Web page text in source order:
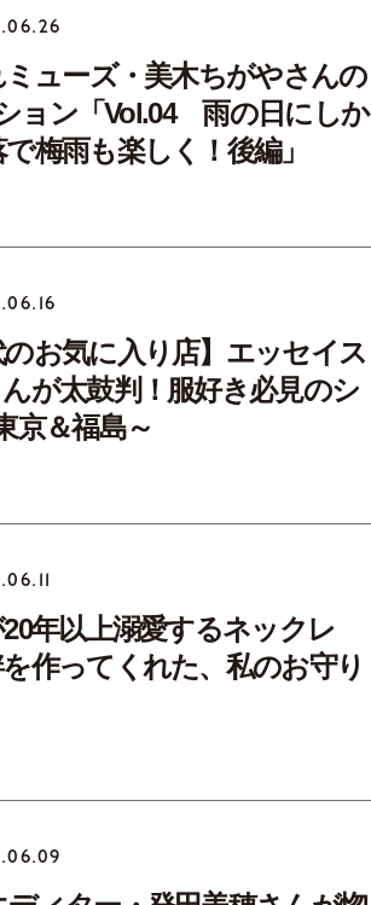
ューズ・美木ちがやさんの
ョン「Vol.04 雨の日にしか
梅雨も楽しく！後編」
のお気に入り店】エッセイス
んが太鼓判！服好き必見のシ
京＆福島～
年以上溺愛するネックレ
作ってくれた、私のお守り